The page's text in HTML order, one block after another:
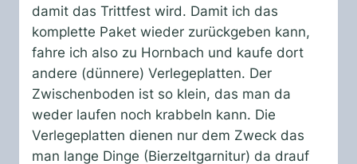
damit das Trittfest wird. Damit ich das
komplette Paket wieder zurückgeben kann,
fahre ich also zu Hornbach und kaufe dort
andere (dünnere) Verlegeplatten. Der
Zwischenboden ist so klein, das man da
weder laufen noch krabbeln kann. Die
Verlegeplatten dienen nur dem Zweck das
man lange Dinge (Bierzeltgarnitur) da drauf